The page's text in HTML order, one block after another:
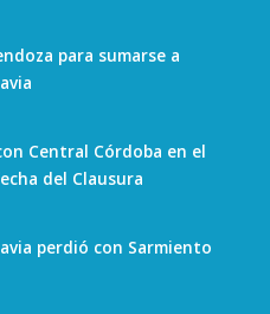
para sumarse a
Central Córdoba en el
del Clausura
perdió con Sarmiento